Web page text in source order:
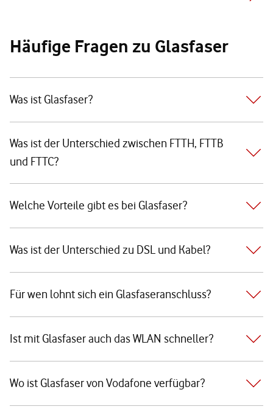
Häufige Fragen zu Glasfaser
Was ist Glasfaser?
Was ist der Unterschied zwischen FTTH, FTTB
und FTTC?
Welche Vorteile gibt es bei Glasfaser?
Was ist der Unterschied zu DSL und Kabel?
Für wen lohnt sich ein Glasfaseranschluss?
Ist mit Glasfaser auch das WLAN schneller?
Wo ist Glasfaser von Vodafone verfügbar?